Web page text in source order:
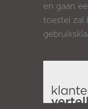
en gaan
toestel